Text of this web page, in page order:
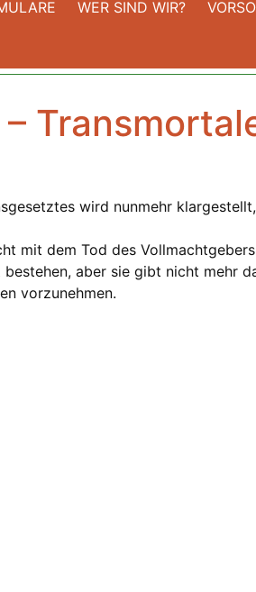
WER SIND WIR?
wird nunmehr
mit dem Tod des
aber sie gibt nicht mehr
vorzunehmen.